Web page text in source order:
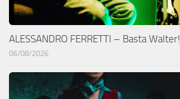
ALESSANDRO FERRETTI – Basta Walter!
06/08/2026